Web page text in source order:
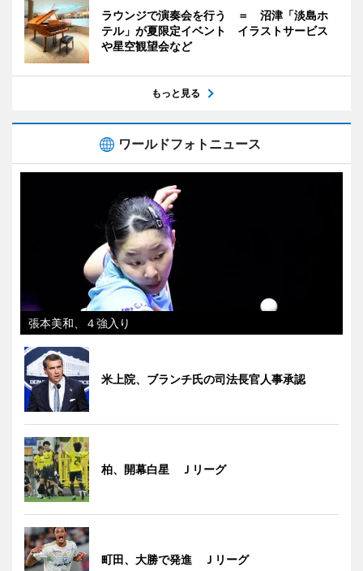
ラウンジで演奏会を行う ＝ 沼津「淡島ホ
テル」が夏限定イベント イラストサービス
や星空観望会など
もっと見る
ワールドフォトニュース
張本美和、４強入り
米上院、ブランチ氏の司法長官人事承認
柏、開幕白星 Ｊリーグ
町田、大勝で発進 Ｊリーグ